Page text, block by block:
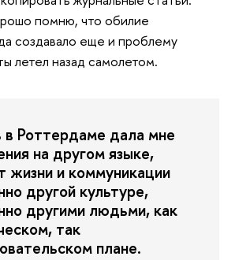
помню, что обилие
создавало еще и проблему
летел назад самолетом.
Роттердаме дала мне
на другом языке,
жизни и коммуникации
другой культуре,
другими людьми, как
так
плане.